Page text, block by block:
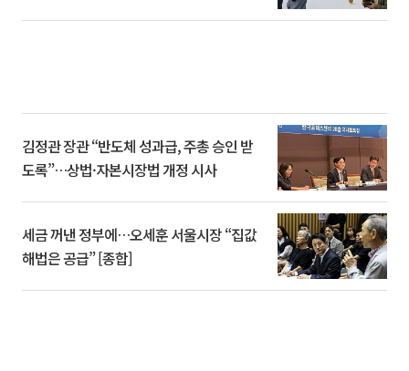
김정관 장관 “반도체 성과급, 주총 승인 받
도록”…상법·자본시장법 개정 시사
세금 꺼낸 정부에…오세훈 서울시장 “집값
해법은 공급” [종합]